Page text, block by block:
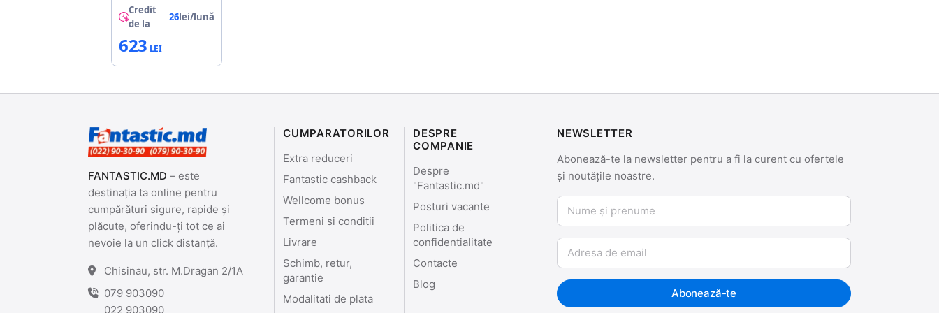
Credit
de la
26lei/lună
623
FANTASTIC.MD – este
destinația ta online pentru
cumpărături sigure, rapide și
plăcute, oferindu-ți tot ce ai
nevoie la un click distanță.
Chisinau, str. M.Dragan 2/1A
079 903090
022 903090
CUMPARATORILOR
Extra reduceri
Fantastic cashback
Wellcome bonus
Termeni si conditii
Livrare
Schimb, retur,
garantie
Modalitati de plata
DESPRE
COMPANIE
Despre
"Fantastic.md"
Posturi vacante
Politica de
confidentialitate
Contacte
Blog
NEWSLETTER
Abonează-te la newsletter pentru a fi la curent cu ofertele
și noutățile noastre.
Nume și prenume
Email
Abonează-te